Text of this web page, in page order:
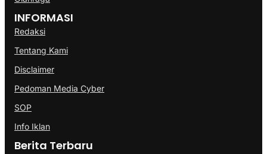
INFORMASI
Redaksi
Tentang Kami
Disclaimer
Pedoman Media Cyber
SOP
Info Iklan
Berita Terbaru